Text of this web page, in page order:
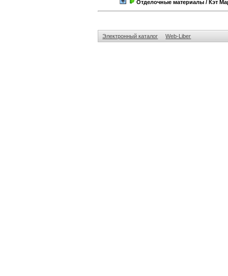
Отделочные материалы / Кэт
Электронный каталог Web-Liber